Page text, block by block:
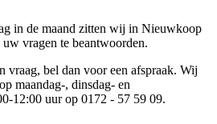
in de maand zitten wij in Nieuwkoop
vragen te beantwoorden.
vraag, bel dan voor een afspraak. Wij
maandag-, dinsdag- en
12:00 uur op 0172 - 57 59 09.